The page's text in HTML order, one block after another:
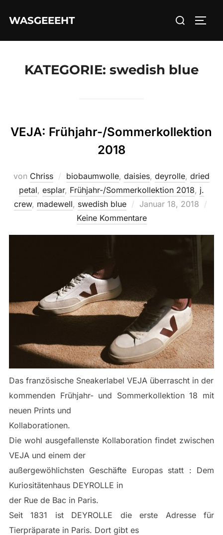
InhaltWASGEEEHT
Suchen
KATEGORIE: swedish blue
VEJA: Frühjahr-/Sommerkollektion
2018
von Chriss biobaumwolle, daisies, deyrolle, dried
petal, esplar, Frühjahr-/Sommerkollektion 2018, j.
crew, madewell, swedish blue
Veröffentlicht
am
Januar 18, 2018
Keine Kommentare
Das französische Sneakerlabel VEJA überrascht in der
kommenden Frühjahr- und Sommerkollektion 18 mit
neuen Prints und
Kollaborationen.
Die wohl ausgefallenste Kollaboration findet zwischen
VEJA und einem der
außergewöhlichsten Geschäfte Europas statt : Dem
Kuriositätenhaus DEYROLLE in
der Rue de Bac in Paris.
Seit 1831 ist DEYROLLE die erste Adresse für
Tierpräparate in Paris. Dort gibt es